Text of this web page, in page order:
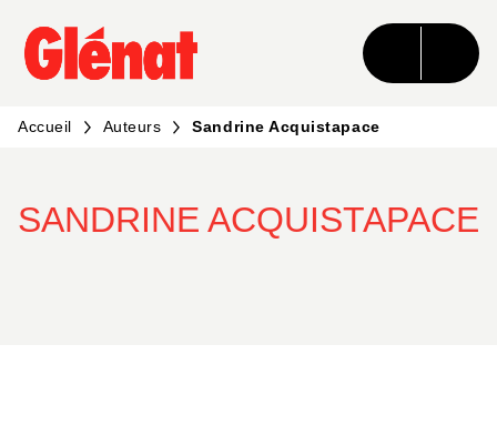
MENU RECHERCHE CONTENU
PIED DE PAGE
Accueil Auteurs Sandrine Acquistapace
SANDRINE ACQUISTAPACE